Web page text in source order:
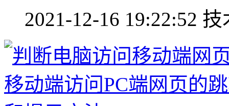
2021-12-16 19:22:52 技